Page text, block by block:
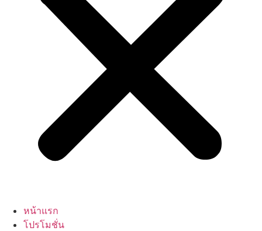
หน้าแรก
โปรโมชั่น